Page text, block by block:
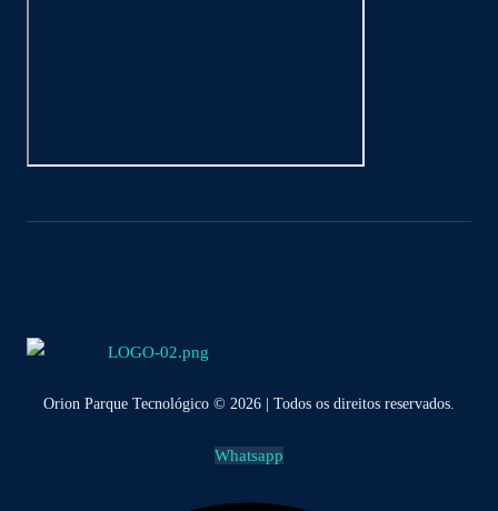
Orion Parque Tecnológico © 2026 | Todos os direitos reservados.
Whatsapp